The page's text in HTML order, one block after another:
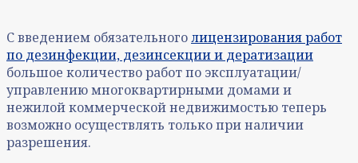
С введением обязательноголицензирования работ
по дезинфекции, дезинсекции и дератизации
большое количество работ по эксплуатации/
управлению многоквартирными домами и
нежилой коммерческой недвижимостью теперь
возможно осуществлять только при наличии
разрешения.